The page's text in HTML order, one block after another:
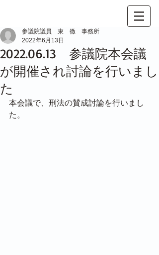
2022.06.13 参議院本会議
が開催され討論を行いまし
た
参議院議員 東 徹 事務所
2022年6月13日
本会議で、刑法の賛成討論を行いまし
た。